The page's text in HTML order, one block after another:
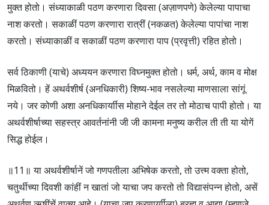
मुक्त होतो। संध्याकाळी पठण करणारा दिवसा (अज़ाणपणे) केलेल्या पापाचा
नाश करतो। सकाळीं पठण करणारा रात्रीं (नकळत) केलेल्या पापांचा नाश
करतो। संध्याकाळीं व सकाळीं पठण करणारा पाप (प्रवृत्ती) रहित होतो।
सर्व ठिकाणी (याचे) अध्ययन करणारा विघ्नमुक्त होतो। धर्म, अर्थ, काम व मोक्ष
मिळवितो। हें अथर्वशीर्ष (अनधिकारी) शिष्य-भाव नसलेल्या माणसाला सांगूं
नये। जर कोणी अशा अनधिकार्याीस मोहाने देईल तर तो मोठाच पापी होतो। या
अथर्वशीर्षाच्या सहस्त्र आवर्तनांनी जी जी कामना मनुष्य करील ती ती या योगें
सिद्ध होईल।
॥11॥ या अथर्वशीर्षानें जो गणपतीला अभिषेक करतो, तो उत्त्म वक्ता होतो,
चतुर्थीच्या दिवशी कांहीं न खातां जो याचा जप करतो तो विद्यासंपन्न होतो, असें